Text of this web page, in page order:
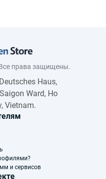
права защищены.
Haus,
Ward, Ho
Vietnam.
и сервисов